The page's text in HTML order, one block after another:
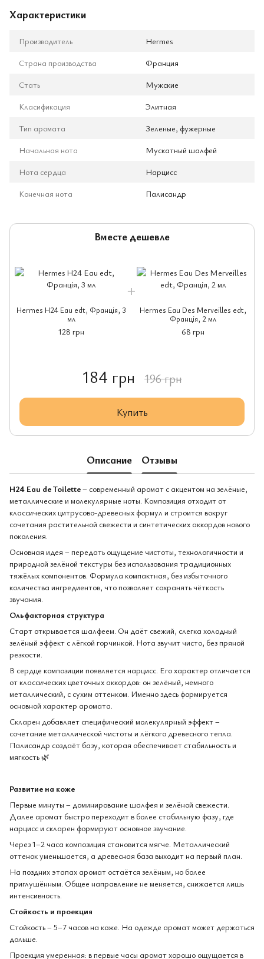
Характеристики
Производитель
Hermes
Страна производства
Франция
Стать
Мужские
Класификация
Элитная
Тип аромата
Зеленые, фужерные
Начальная нота
Мускатный шалфей
Нота сердца
Нарцисс
Конечная нота
Палисандр
Вместе дешевле
Hermes H24 Eau edt, Франція, 3
мл
128 грн
Hermes Eau Des Merveilles edt,
Франція, 2 мл
68 грн
184 грн 196 грн
Купить
Описание Отзывы
H24 Eau de Toilette– современный аромат с акцентом на зелёные,
металлические и молекулярные ноты. Композиция отходит от
классических цитрусово-древесных формул и строится вокруг
сочетания растительной свежести и синтетических аккордов нового
поколения.
Основная идея – передать ощущение чистоты, технологичности и
природной зелёной текстуры без использования традиционных
тяжёлых компонентов. Формула компактная, без избыточного
количества ингредиентов, что позволяет сохранять чёткость
звучания.
Ольфакторная структура
Старт открывается шалфеем. Он даёт свежий, слегка холодный
зелёный эффект с лёгкой горчинкой. Нота звучит чисто, без пряной
резкости.
В сердце композиции появляется нарцисс. Его характер отличается
от классических цветочных аккордов: он зелёный, немного
металлический, с сухим оттенком. Именно здесь формируется
основной характер аромата.
Скларен добавляет специфический молекулярный эффект –
сочетание металлической чистоты и лёгкого древесного тепла.
Палисандр создаёт базу, которая обеспечивает стабильность и
мягкость 🌿
Развитие на коже
Первые минуты – доминирование шалфея и зелёной свежести.
Далее аромат быстро переходит в более стабильную фазу, где
нарцисс и скларен формируют основное звучание.
Через 1–2 часа композиция становится мягче. Металлический
оттенок уменьшается, а древесная база выходит на первый план.
На поздних этапах аромат остаётся зелёным, но более
приглушённым. Общее направление не меняется, снижается лишь
интенсивность.
Стойкость и проекция
Стойкость – 5–7 часов на коже. На одежде аромат может держаться
дольше.
Проекция умеренная: в первые часы аромат хорошо ощущается в